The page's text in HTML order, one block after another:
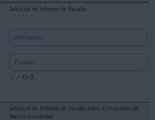
Solicitud de Informe de Deudas
Información
Tramitar
Solicitud de Informe de Deudas sobre el Impuesto de
Bienes Inmuebles